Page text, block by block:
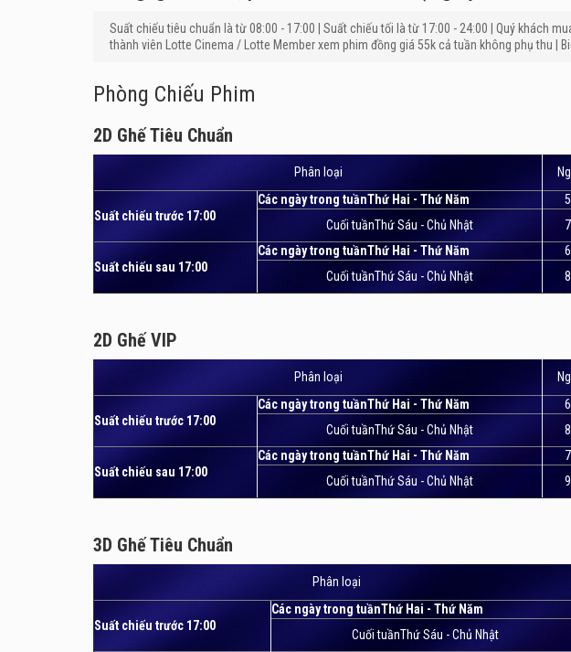
Suất chiếu tiêu chuẩn là từ 08:00 - 17:00 | Suất chiếu tối là từ 17:00 - 24:00 | Quý khách
thành viên Lotte Cinema / Lotte Member xem phim đồng giá 55k cả tuần không phụ thu |
Phòng Chiếu Phim
2D Ghế Tiêu Chuẩn
2D Ghế Tiêu Chuẩn
Phân loại
Suất chiếu trước 17:00
Các ngày trong tuầnThứ Hai - Thứ Năm
Cuối tuầnThứ Sáu - Chủ Nhật
Suất chiếu sau 17:00
Các ngày trong tuầnThứ Hai - Thứ Năm
Cuối tuầnThứ Sáu - Chủ Nhật
2D Ghế VIP
2D Ghế VIP
Phân loại
Suất chiếu trước 17:00
Các ngày trong tuầnThứ Hai - Thứ Năm
Cuối tuầnThứ Sáu - Chủ Nhật
Suất chiếu sau 17:00
Các ngày trong tuầnThứ Hai - Thứ Năm
Cuối tuầnThứ Sáu - Chủ Nhật
3D Ghế Tiêu Chuẩn
3D Ghế Tiêu Chuẩn
Phân loại
Suất chiếu trước 17:00
Các ngày trong tuầnThứ Hai - Thứ Năm
Cuối tuầnThứ Sáu - Chủ Nhật